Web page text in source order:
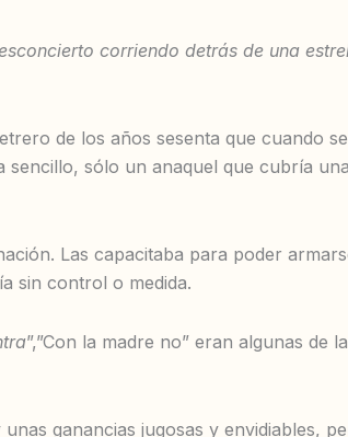
corriendo detrás de una
de los años sesenta que cuando
sólo un anaquel que cubría
Las capacitaba para poder
sin control o medida.
”,”Con la madre no” eran algunas de
ganancias jugosas y envidiables,